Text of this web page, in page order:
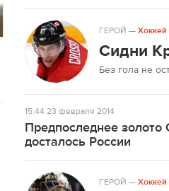
ГЕРОЙ —Хоккей
Сидни
Без гола не
15:4423 февраля 2014
Предпоследнее золото
досталось России
ГЕРОЙ —Хоккей